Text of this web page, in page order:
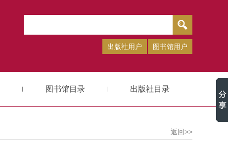
图书馆用户
出版社用户
图书馆目录 出版社目录
返回>>